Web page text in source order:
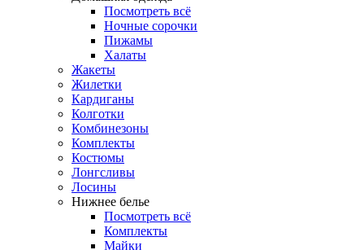
Посмотреть всё
Ночные сорочки
Пижамы
Халаты
Жакеты
Жилетки
Кардиганы
Колготки
Комбинезоны
Комплекты
Костюмы
Лонгсливы
Лосины
Нижнее белье
Посмотреть всё
Комплекты
Майки